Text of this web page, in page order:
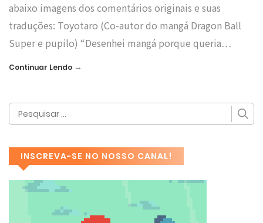
abaixo imagens dos comentários originais e suas
traduções: Toyotaro (Co-autor do mangá Dragon Ball
Super e pupilo) “Desenhei mangá porque queria…
Continuar Lendo →
INSCREVA-SE NO NOSSO CANAL!